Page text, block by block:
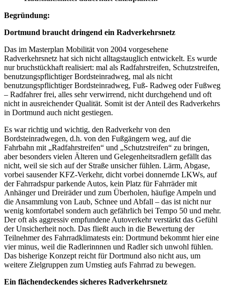
Begründung:
Dortmund braucht dringend ein Radverkehrsnetz
Das im Masterplan Mobilität von 2004 vorgesehene
Radverkehrsnetz hat sich nicht alltagstauglich entwickelt. Es wurde
nur bruchstückhaft realisiert: mal als Radfahrstreifen, Schutzstreifen,
benutzungspflichtiger Bordsteinradweg, mal als nicht
benutzungspflichtiger Bordsteinradweg, Fuß- Radweg oder Fußweg
– Radfahrer frei, alles sehr verwirrend, nicht durchgehend und oft
nicht in ausreichender Qualität. Somit ist der Anteil des Radverkehrs
in Dortmund auch nicht gestiegen.
Es war richtig und wichtig, den Radverkehr von den
Bordsteinradwegen, d.h. von den Fußgängern weg, auf die
Fahrbahn mit „Radfahrstreifen“ und „Schutzstreifen“ zu bringen,
aber besonders vielen Älteren und Gelegenheitsradlern gefällt das
nicht, weil sie sich auf der Straße unsicher fühlen. Lärm, Abgase,
vorbei sausender KFZ-Verkehr, dicht vorbei donnernde LKWs, auf
der Fahrradspur parkende Autos, kein Platz für Fahrräder mit
Anhänger und Dreiräder und zum Überholen, häufige Ampeln und
die Ansammlung von Laub, Schnee und Abfall – das ist nicht nur
wenig komfortabel sondern auch gefährlich bei Tempo 50 und mehr.
Der oft als aggressiv empfundene Autoverkehr verstärkt das Gefühl
der Unsicherheit noch. Das fließt auch in die Bewertung der
Teilnehmer des Fahrradklimatests ein: Dortmund bekommt hier eine
vier minus, weil die Radlerinnnen und Radler sich unwohl fühlen.
Das bisherige Konzept reicht für Dortmund also nicht aus, um
weitere Zielgruppen zum Umstieg aufs Fahrrad zu bewegen.
Ein flächendeckendes sicheres Radverkehrsnetz